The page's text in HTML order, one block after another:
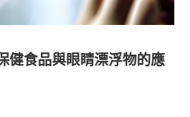
健食品與眼睛漂浮物的應